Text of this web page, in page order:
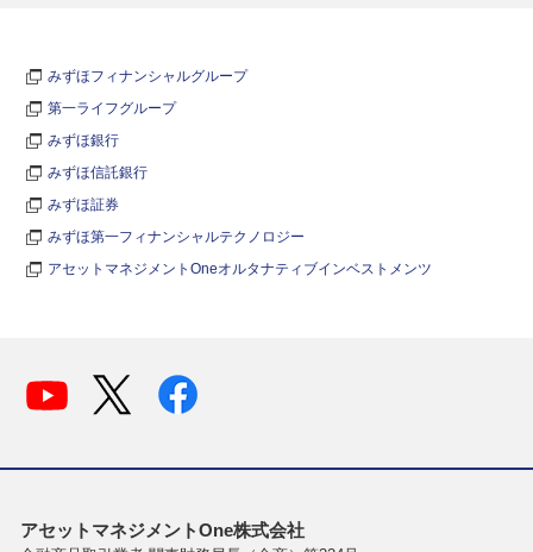
みずほフィナンシャルグループ
第一ライフグループ
みずほ銀行
みずほ信託銀行
みずほ証券
みずほ第一フィナンシャルテクノロジー
アセットマネジメントOneオルタナティブインベストメンツ
アセットマネジメントOne株式会社